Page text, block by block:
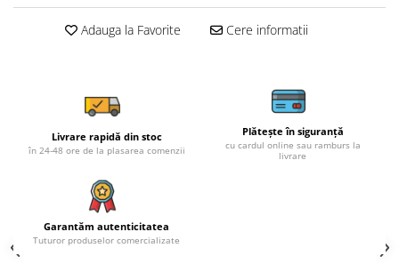
Adauga la Favorite Cere informatii
Livrare rapidă din stoc
în 24-48 ore de la plasarea comenzii
Plătește în siguranță
cu cardul online sau ramburs la
livrare
Garantăm autenticitatea
Tuturor produselor comercializate